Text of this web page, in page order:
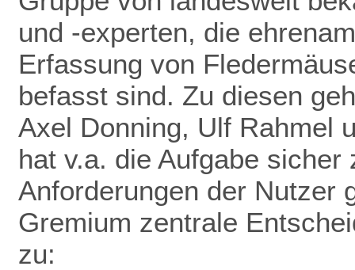
und -experten, die
Erfassung von
befasst sind. Zu diesen
Axel Donning, Ulf Rahmel
hat v.a. die Aufgabe
Anforderungen der Nutzer
Gremium zentrale
zu: